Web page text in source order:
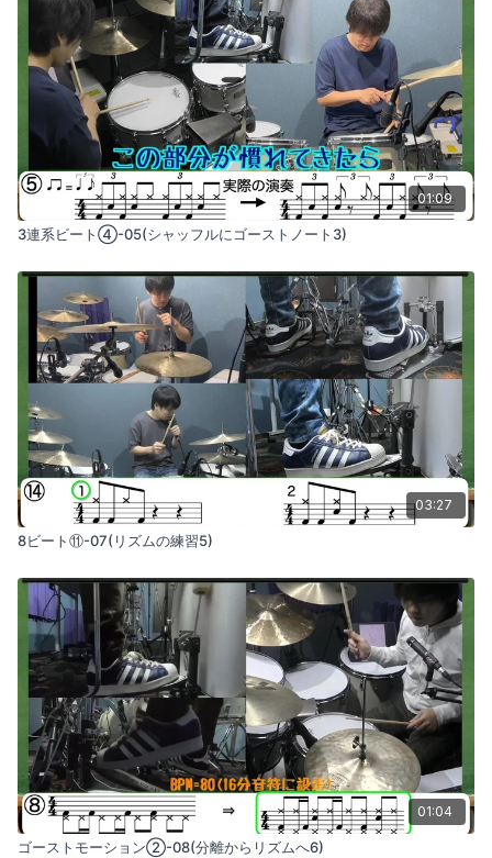
01:09
3連系ビート④-05(シャッフルにゴーストノート3)
03:27
8ビート⑪-07(リズムの練習5)
01:04
ゴーストモーション②-08(分離からリズムへ6)